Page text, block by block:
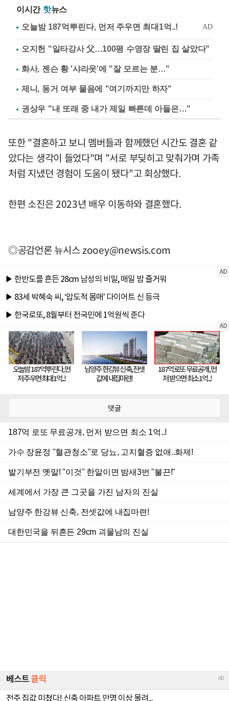
이시간 핫뉴스
오지헌 "일타강사 父…100평 수영장 딸린 집 살았다"
화사, 젠슨 황 '샤라웃'에 "잘 모르는 분…"
제니, 동거 여부 물음에 "여기까지만 하자"
권상우 "내 또래 중 내가 제일 빠른데 아들은…"
또한 "결혼하고 보니 멤버들과 함께했던 시간도 결혼 같
았다는 생각이 들었다"며 "서로 부딪히고 맞춰가며 가족
처럼 지냈던 경험이 도움이 됐다"고 회상했다.
한편 소진은 2023년 배우 이동하와 결혼했다.
◎공감언론 뉴시스zooey@newsis.com
댓글